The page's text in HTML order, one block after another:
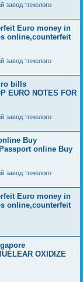
завод тяжелого
Euro money in
online,counterfeit
завод тяжелого
bills
EURO NOTES FOR
завод тяжелого
Buy
online Buy
завод тяжелого
Euro money in
online,counterfeit
OXIDIZE